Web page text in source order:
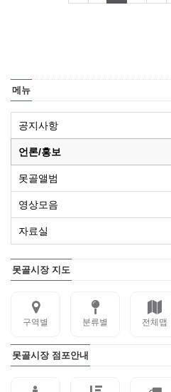
메뉴
공지사항
언론/홍보
못골앨범
영상모음
자료실
못골시장 지도
구역별 분류별 전체맵
못골시장 점포안내